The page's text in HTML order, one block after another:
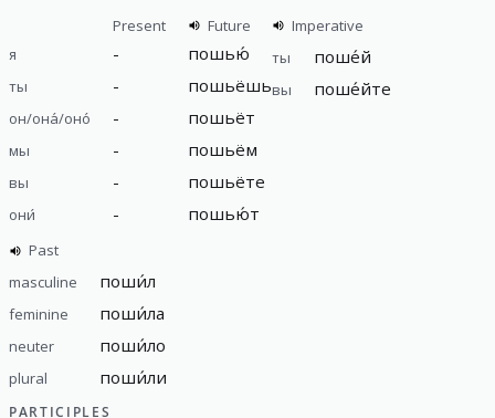
Present
Future
я
- пошью́
ты - пошьёшь
он/она́/оно́ - пошьёт
мы - пошьём
вы - пошьёте
они́ - пошью́т
Imperative
ты
поше́й
вы поше́йте
Past
masculine
поши́л
feminine поши́ла
neuter поши́ло
plural поши́ли
PARTICIPLES